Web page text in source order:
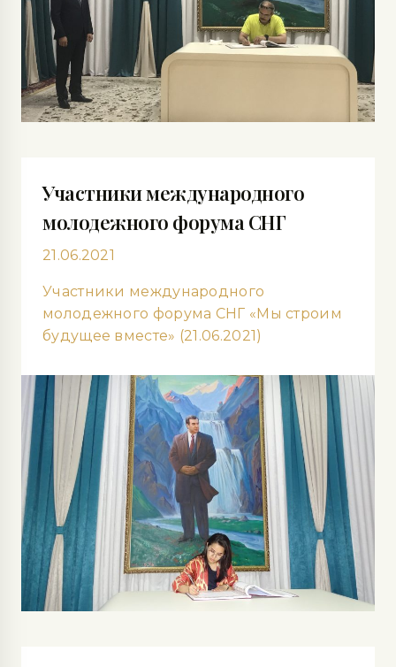
Участники международного
молодежного форума СНГ
21.06.2021
Участники международного
молодежного форума СНГ «Мы строим
будущее вместе» (21.06.2021)